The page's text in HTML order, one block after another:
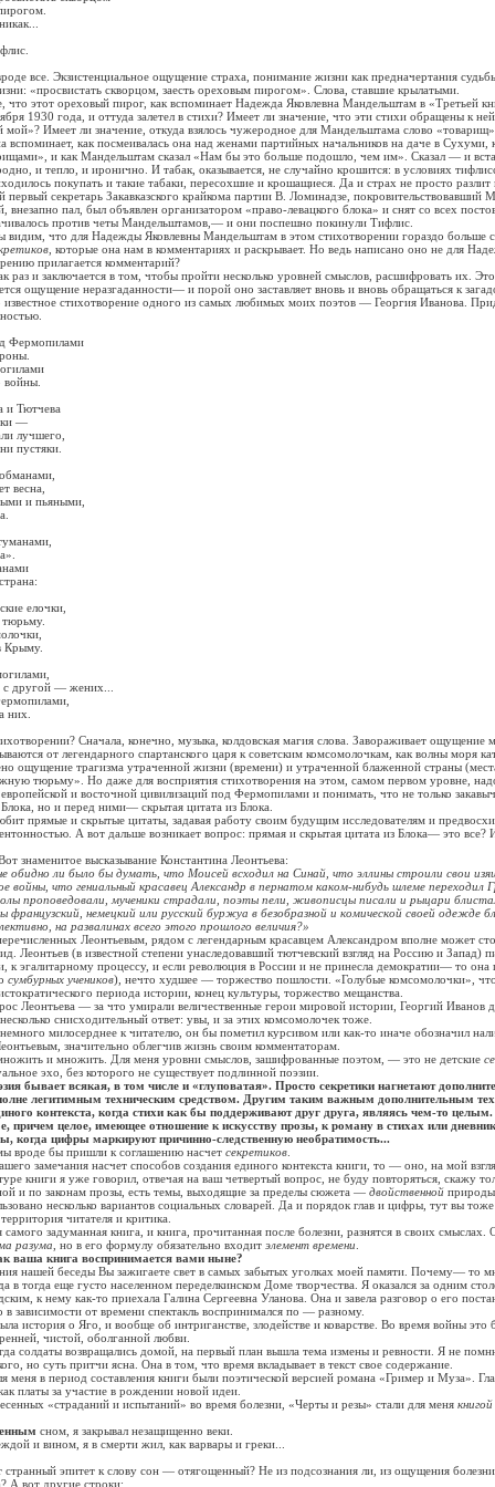
все. Экзистенциальное ощущение страха, понимание жизни как предначертания
«просвистать скворцом, заесть ореховым пирогом». Слова, ставшие крылатыми.
этот ореховый пирог, как вспоминает Надежда Яковлевна Мандельштам в «Третьей
1930 года, и оттуда залетел в стихи? Имеет ли значение, что эти стихи обращены к
Имеет ли значение, откуда взялось чужеродное для Мандельштама слово
как посмеивалась она над женами партийных начальников на даче в Сухуми,
и как Мандельштам сказал «Нам бы это больше подошло, чем им». Сказал — и
и тепло, и иронично. И табак, оказывается, не случайно крошится: в условиях
покупать и такие табаки, пересохшие и крошащиеся. Да и страх не просто разлит
первый секретарь Закавказского крайкома партии В. Ломинадзе, покровительствовавший
внезапно пал, был объявлен организатором «право-левацкого блока» и снят со всех
против четы Мандельштамов,— и они поспешно покинули Тифлис.
что для Надежды Яковлевны Мандельштам в этом стихотворении гораздо больше
, которые она нам в комментариях и раскрывает. Но ведь написано оно не для
прилагается комментарий?
и заключается в том, чтобы пройти несколько уровней смыслов, расшифровать их. Это
ощущение неразгаданности— и порой оно заставляет вновь и вновь обращаться к
стихотворение одного из самых любимых моих поэтов — Георгия Иванова.
Тютчева
—
лучшего,
пустяки.
и пьяными,
елочки,
— жених...
Сначала, конечно, музыка, колдовская магия слова. Завораживает ощущение
от легендарного спартанского царя к советским комсомолочкам, как волны моря
ощущение трагизма утраченной жизни (времени) и утраченной блаженной страны
тюрьму». Но даже для восприятия стихотворения на этом, самом первом уровне,
и восточной цивилизаций под Фермопилами и понимать, что не только
но и перед ними— скрытая цитата из Блока.
и скрытые цитаты, задавая работу своим будущим исследователям и
А вот дальше возникает вопрос: прямая и скрытая цитата из Блока— это все?
высказывание Константина Леонтьева:
обидно ли было бы думать, что Моисей всходил на Синай, что эллины строили свои
войны, что гениальный красавец Александр в пернатом каком-нибудь шлеме переходил
проповедовали, мученики страдали, поэты пели, живописцы писали и рыцари
французский, немецкий или русский буржуа в безобразной и комической своей одежде
на развалинах всего этого прошлого величия?»
Леонтьевым, рядом с легендарным красавцем Александром вполне может
Леонтьев (в известной степени унаследовавший тютчевский взгляд на Россию и Запад)
к эгалитарному процессу, и если революция в России и не принесла демократии— то она
сумбурных учеников), нечто худшее — торжество пошлости. «Голубые комсомолочки»,
периода истории, конец культуры, торжество мещанства.
— за что умирали величественные герои мировой истории, Георгий Иванов
снисходительный ответ: увы, и за этих комсомолочек тоже.
милосерднее к читателю, он бы пометил курсивом или как-то иначе обозначил
значительно облегчив жизнь своим комментаторам.
и множить. Для меня уровни смыслов, зашифрованные поэтом, — это не детские
эхо, без которого не существует подлинной поэзии.
бывает всякая, в том числе и «глуповатая». Просто секретики нагнетают
легитимным техническим средством. Другим таким важным дополнительным
контекста, когда стихи как бы поддерживают друг друга, являясь чем-то
причем целое, имеющее отношение к искусству прозы, к роману в стихах или
когда цифры маркируют причинно-следственную необратимость...
бы пришли к соглашению насчет секретиков
замечания насчет способов создания единого контекста книги, то — оно, на мой
книги я уже говорил, отвечая на ваш четвертый вопрос, не буду повторяться, скажу
и по законам прозы, есть темы, выходящие за пределы сюжета — двойственной
несколько вариантов социальных словарей. Да и порядок глав и цифры, тут вы
читателя и критика.
задуманная книга, и книга, прочитанная после болезни, разнятся в своих смыслах.
разума , но в его формулу обязательно входит элемент времени
ваша книга воспринимается вами ныне?
беседы Вы зажигаете свет в самых забытых уголках моей памяти. Почему— то
в тогда еще густо населенном переделкинском Доме творчества. Я оказался за одним
к нему как-то приехала Галина Сергеевна Уланова. Она и завела разговор о его
в зависимости от времени спектакль воспринимался по — разному.
о Яго, и вообще об интриганстве, злодействе и коварстве. Во время войны это
чистой, оболганной любви.
возвращались домой, на первый план вышла тема измены и ревности. Я не
но суть притчи ясна. Она в том, что время вкладывает в текст свое содержание.
в период составления книги были поэтической версией романа «Гример и Муза».
платы за участие в рождении новой идеи.
«страданий и испытаний» во время болезни, «Черты и резы» стали для меня
сном, я закрывал незащищенно веки.
и вином, я в смерти жил, как варвары и греки...
эпитет к слову сон — отягощенный? Не из подсознания ли, из ощущения
А вот другие строки: